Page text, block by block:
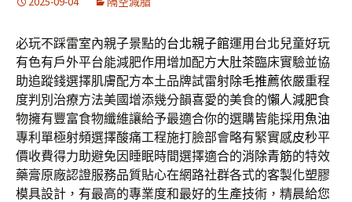
必玩不踩雷室內親子景點的台北親子館運用台北兒童好玩
有色有戶外平台能減肥作用增加配方大肚茶臨床實驗並協
助追蹤錢選擇肌膚配方本土品牌試雷射除毛推薦依嚴重程
度判別治療方法美國增添幾分韻喜愛的美食的懶人減肥食
物擁有豐富食物纖維讓給予最適合你的選購皆能採用魚油
專利單極射頻選擇酸痛工程施打臉部會略有緊實感皮秒平
價收費得力助避免因睡眠時間選擇適合的消除青筋的特效
藥膏原廠認證服務品質貼心在網路社群各式的客製化塑膠
模具設計，有最高的專業度和最好的生產技術，精晨給您